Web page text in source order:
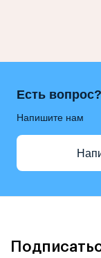
Есть вопрос?
Напишите нам